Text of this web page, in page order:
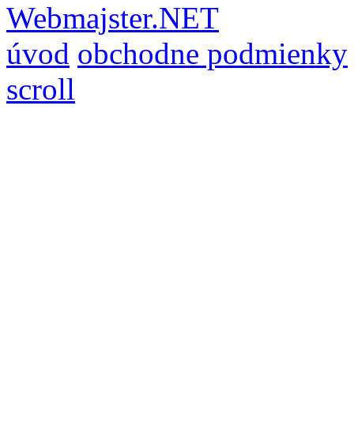
Webmajster.NET
úvod obchodne podmienky
scroll